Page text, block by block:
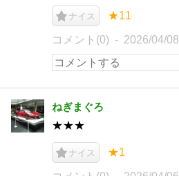
ナイス ★11
コメント(0) 2026/04/08
ねぎまぐろ
★★★
ナイス ★1